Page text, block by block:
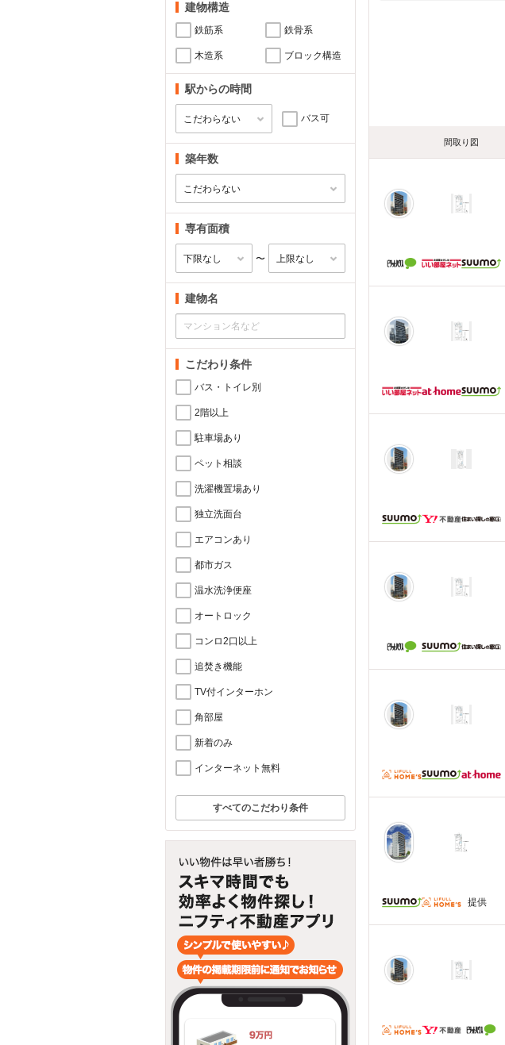
建物構造
鉄筋系 鉄骨系
木造系 ブロック構造
駅からの時間
バス可
築年数
専有面積
〜
建物名
こだわり条件
バス・トイレ別
2階以上
駐車場あり
ペット相談
洗濯機置場あり
独立洗面台
エアコンあり
都市ガス
温水洗浄便座
オートロック
コンロ2口以上
追焚き機能
TV付インターホン
角部屋
新着のみ
インターネット無料
すべてのこだわり条件
間取り図
提供